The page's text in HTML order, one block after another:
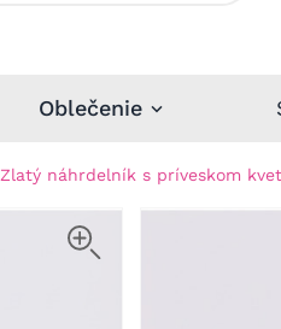
Oblečenie
Zlatý náhrdelník s príveskom